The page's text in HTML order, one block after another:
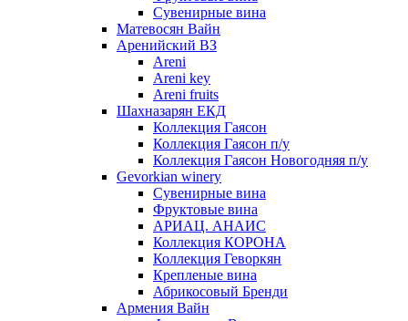
Cувенирные вина
Матевосян Вайн
Аренийский ВЗ
Areni
Areni key
Areni fruits
Шахназарян ЕКД
Коллекция Гаясон
Коллекция Гаясон п/у
Коллекция Гаясон Новогодняя п/у
Gevorkian winery
Сувенирные вина
Фруктовые вина
АРИАЦ. АНАИС
Коллекция КОРОНА
Коллекция Геворкян
Крепленые вина
Абрикосовый Бренди
Армения Вайн